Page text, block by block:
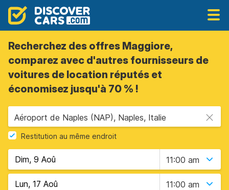
Recherchez des offres Maggiore,
comparez avec d'autres fournisseurs de
voitures de location réputés et
économisez jusqu'à 70 % !
Aéroport de Naples (NAP), Naples, Italie
Restitution au même endroit
11:00 am
11:00 am